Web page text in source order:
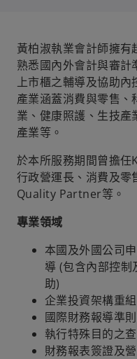
黃柏淑執業會計師擁有
熟悉國內外會計與審
上市櫃之輔導及協助
產業涵蓋消費與零售、
業、健康照護、生技
產業等。
於本所服務期間曾擔任
行政營運長、消費及
Quality Partner等。
專業領域
本國及外國公司
導 (包含內部控制
助)
企業投資架構重
國際財務報導準
執行特殊目的之
財務報表簽證及